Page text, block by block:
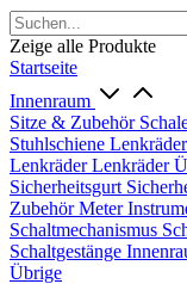
Zeige alle Produkte
Startseite
Innenraum
Sitze & Zubehör
Stuhlschiene
LenkräderLenkräder
Sicherheitsgurt
ZubehörMeter
Schaltmechanismus
Schaltgestänge
Übrige